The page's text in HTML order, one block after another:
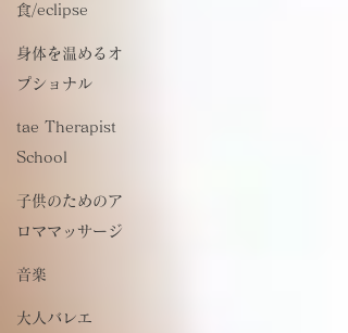
食/eclipse
身体を温めるオ
プショナル
tae Therapist
School
子供のためのア
ロママッサージ
音楽
大人バレエ